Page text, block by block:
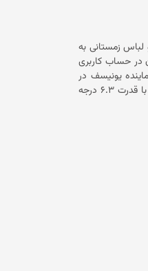
کرده است که ۴۲۷ بسته کیت‌ بهداشتی و لباس زمستانی به
در افغانستان در حساب کاربری
است که این کمک‌ها روز (جمعه، ۱۶ عقرب) به خانواده‌های آسیب‌دیده از زلزله توزیع شده است. نماینده یونیسف در
افغانستان در ادامه تاکید کرده است که کمک‌های بشری بیشتر در راه است. یک‌شنبه شب هفته‌ی گذشته زمین‌لرزه‌ای با قدرت ۶.۳ درجه